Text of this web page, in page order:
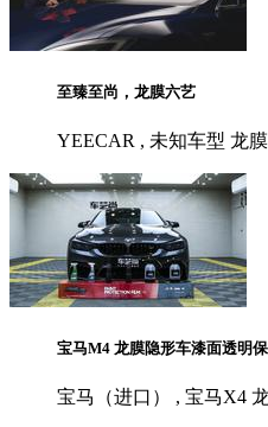
至臻至尚，龙膜六艺
YEECAR , 未知车型 龙
宝马M4 龙膜隐形车漆面透明
宝马（进口） , 宝马X4